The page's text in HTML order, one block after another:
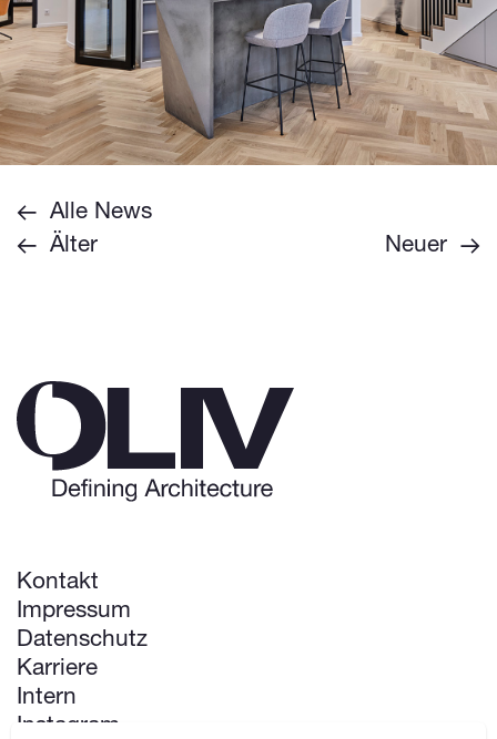
Alle News
Älter
Neuer
Kontakt
Impressum
Datenschutz
Karriere
Intern
Instagram